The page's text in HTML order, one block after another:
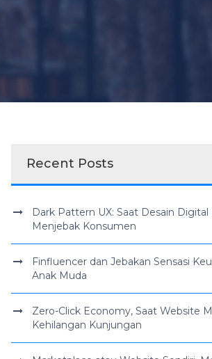
Recent Posts
Dark Pattern UX: Saat Desain Digital
Menjebak Konsumen
Finfluencer dan Jebakan Sensasi
Anak Muda
Zero-Click Economy, Saat Website
Kehilangan Kunjungan